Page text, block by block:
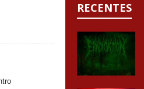
RECENTES